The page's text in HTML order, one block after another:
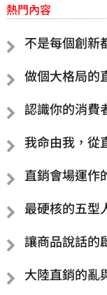
熱門內容
不是每個創新
做個大格局的
認識你的消費
我命由我，從
直銷會場運作
最硬核的五型
讓商品說話的
大陸直銷的亂